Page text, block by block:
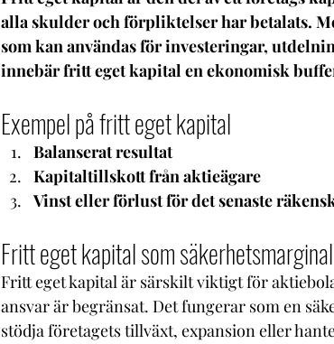
alla skulder och förpliktelser har betalats.
som kan användas för investeringar,
innebär fritt eget kapital en ekonomisk
Exempel på fritt eget kapital
Balanserat resultat
Kapitaltillskott från aktieägare
Vinst eller förlust för det senaste
Fritt eget kapital som säkerhetsmarginal
Fritt eget kapital är särskilt viktigt för
ansvar är begränsat. Det fungerar som en
stödja företagets tillväxt, expansion eller